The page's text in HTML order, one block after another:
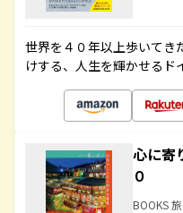
世界を４０年以上歩いてき
けする、人生を輝かせるド
心に寄
０
BOOKS